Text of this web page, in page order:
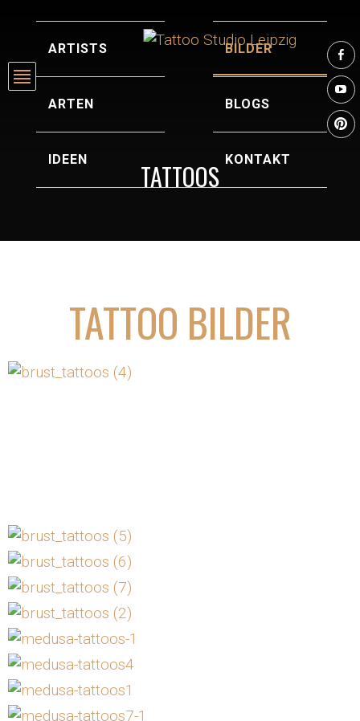
ARTISTS
ARTEN
IDEEN
BILDER
BLOGS
KONTAKT
TATTOOS
TATTOO BILDER